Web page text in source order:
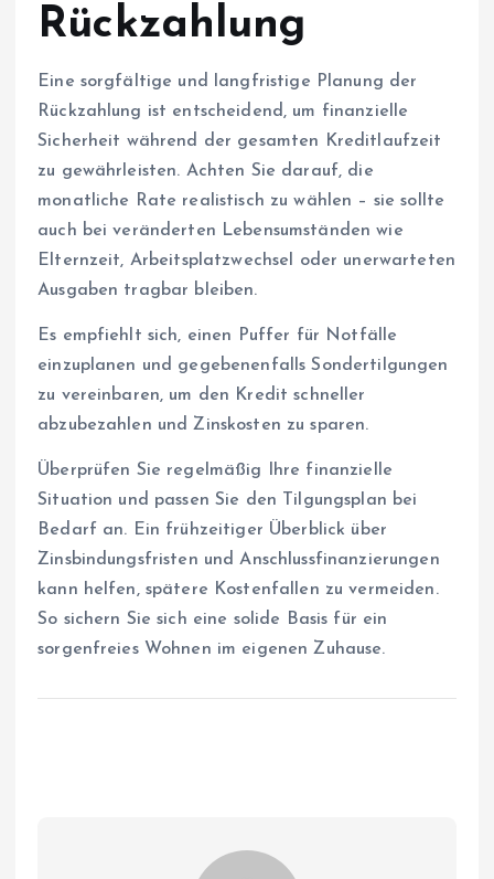
Rückzahlung
Eine sorgfältige und langfristige Planung der
Rückzahlung ist entscheidend, um finanzielle
Sicherheit während der gesamten Kreditlaufzeit
zu gewährleisten. Achten Sie darauf, die
monatliche Rate realistisch zu wählen – sie sollte
auch bei veränderten Lebensumständen wie
Elternzeit, Arbeitsplatzwechsel oder unerwarteten
Ausgaben tragbar bleiben.
Es empfiehlt sich, einen Puffer für Notfälle
einzuplanen und gegebenenfalls Sondertilgungen
zu vereinbaren, um den Kredit schneller
abzubezahlen und Zinskosten zu sparen.
Überprüfen Sie regelmäßig Ihre finanzielle
Situation und passen Sie den Tilgungsplan bei
Bedarf an. Ein frühzeitiger Überblick über
Zinsbindungsfristen und Anschlussfinanzierungen
kann helfen, spätere Kostenfallen zu vermeiden.
So sichern Sie sich eine solide Basis für ein
sorgenfreies Wohnen im eigenen Zuhause.